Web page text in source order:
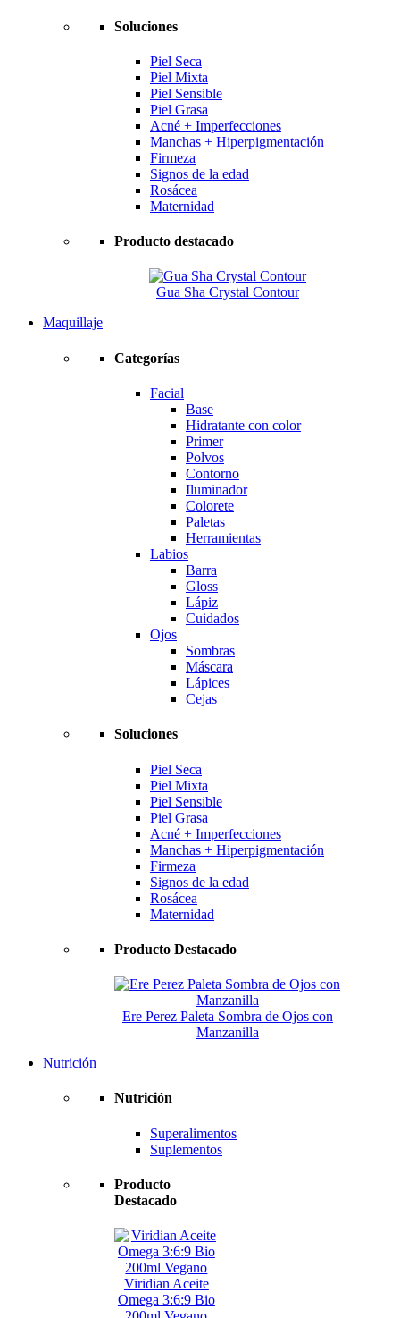
Soluciones
Piel Seca
Piel Mixta
Piel Sensible
Piel Grasa
Acné + Imperfecciones
Manchas + Hiperpigmentación
Firmeza
Signos de la edad
Rosácea
Maternidad
Producto destacado
Gua Sha Crystal Contour
Maquillaje
Categorías
Facial
Base
Hidratante con color
Primer
Polvos
Contorno
Iluminador
Colorete
Paletas
Herramientas
Labios
Barra
Gloss
Lápiz
Cuidados
Ojos
Sombras
Máscara
Lápices
Cejas
Soluciones
Piel Seca
Piel Mixta
Piel Sensible
Piel Grasa
Acné + Imperfecciones
Manchas + Hiperpigmentación
Firmeza
Signos de la edad
Rosácea
Maternidad
Producto Destacado
Ere Perez Paleta Sombra de Ojos con
Manzanilla
Nutrición
Nutrición
Superalimentos
Suplementos
Producto
Destacado
Viridian Aceite
Omega 3:6:9 Bio